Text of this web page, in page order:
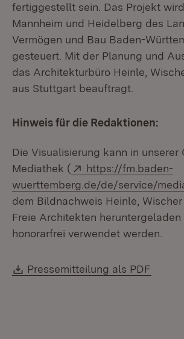
fertiggestellt sein. Das Projekt
Mannheim und Heidelberg des
Vermögen und Bau Baden-
gesteuert. Mit der Planung und
das Architekturbüro Heinle,
aus Stuttgart beauftragt.
Hinweis für die Redaktionen:
Die Visualisierung kann in unserer
Mediathek (
Extern:
https://fm.baden-
wuerttemberg.de/de/service/
dem Bildnachweis Heinle,
Freie Architekten heruntergeladen
honorarfrei verwendet werden.
Download:
Pressemitteilung als PDF